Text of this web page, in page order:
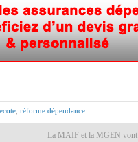
réforme dépendance
La MAIF et la MGEN vont